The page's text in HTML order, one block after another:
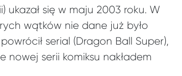
ukazał się w maju 2003 roku. W
wątków nie dane już było
serial (Dragon Ball Super),
nowej serii komiksu nakładem